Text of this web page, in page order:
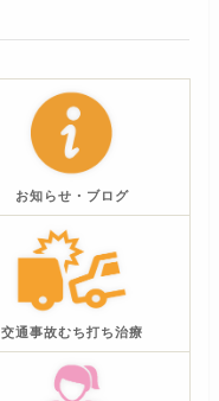
お知らせ・ブログ
交通事故むち打ち治療